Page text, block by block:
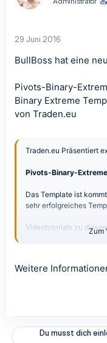
29 Juni 2016
BullBoss hat eine
Pivots-Binary-
Binary Extreme
von Traden.eu
Traden.eu Präsentiert
Pivots-Binary-
Das Template ist
sehr erfolgreiches
Videotutorials zu
Premium Forum. Nach
erfolgreiche
Zum
Weitere
Du musst dich